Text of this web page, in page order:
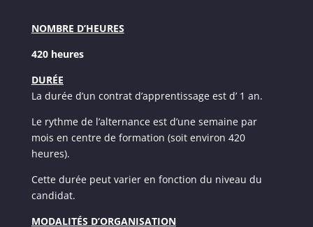
NOMBRE D’HEURES
420 heures
DURÉE
La durée d’un contrat d’apprentissage est d’ 1 an.
Le rythme de l’alternance est d’une semaine par
mois en centre de formation (soit environ 420
heures).
Cette durée peut varier en fonction du niveau du
candidat.
MODALITÉS D’ORGANISATION